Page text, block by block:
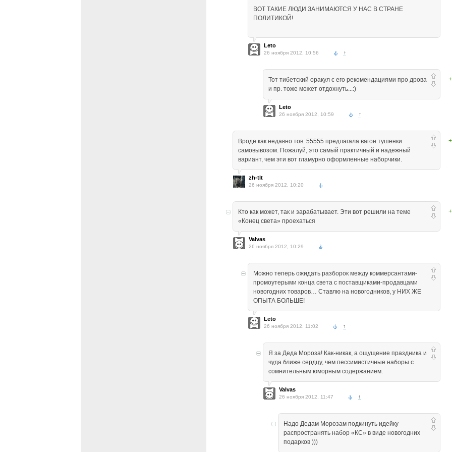
ВОТ ТАКИЕ ЛЮДИ ЗАНИМАЮТСЯ У НАС В СТРАНЕ
ПОЛИТИКОЙ!
Leto
26 ноября 2012, 10:56 ↑
Тот тибетский оракул с его рекомендациями про дрова
и пр. тоже может отдохнуть...:)
Leto
26 ноября 2012, 10:59 ↑
Вроде как недавно тов. 55555 предлагала вагон тушенки
самовывозом. Пожалуй, это самый практичный и надежный
вариант, чем эти вот гламурно оформленные наборчики.
zh-tlt
26 ноября 2012, 10:20
Кто как может, так и зарабатывает. Эти вот решили на теме
«Конец света» проехаться
Valvas
26 ноября 2012, 10:29
Можно теперь ожидать разборок между коммерсантами-
промоутерыми конца света с поставщиками-продавцами
новогодних товаров… Ставлю на новогодников, у НИХ ЖЕ
ОПЫТА БОЛЬШЕ!
Leto
26 ноября 2012, 11:02 ↑
Я за Деда Мороза! Как-никак, а ощущение праздника и
чуда ближе сердцу, чем пессимистичные наборы с
сомнительным юморным содержанием.
Valvas
26 ноября 2012, 11:47 ↑
Надо Дедам Морозам подкинуть идейку
распространять набор «КС» в виде новогодних
подарков )))